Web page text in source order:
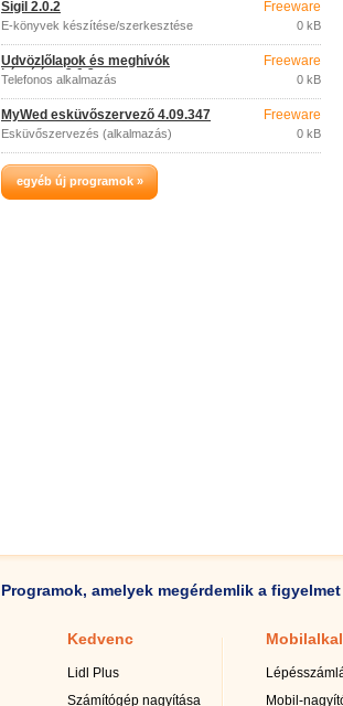
Sigil 2.0.2
E-könyvek készítése/szerkesztése
Freeware
0 kB
Üdvözlőlapok és meghívók
készítése 2.0.2
Telefonos alkalmazás
Freeware
0 kB
MyWed esküvőszervező 4.09.347
Esküvőszervezés (alkalmazás)
Freeware
0 kB
egyéb új programok »
Programok, amelyek megérdemlik a figyelmet
Kedvenc
Lidl Plus
Számítógép nagyítása
Mobil-